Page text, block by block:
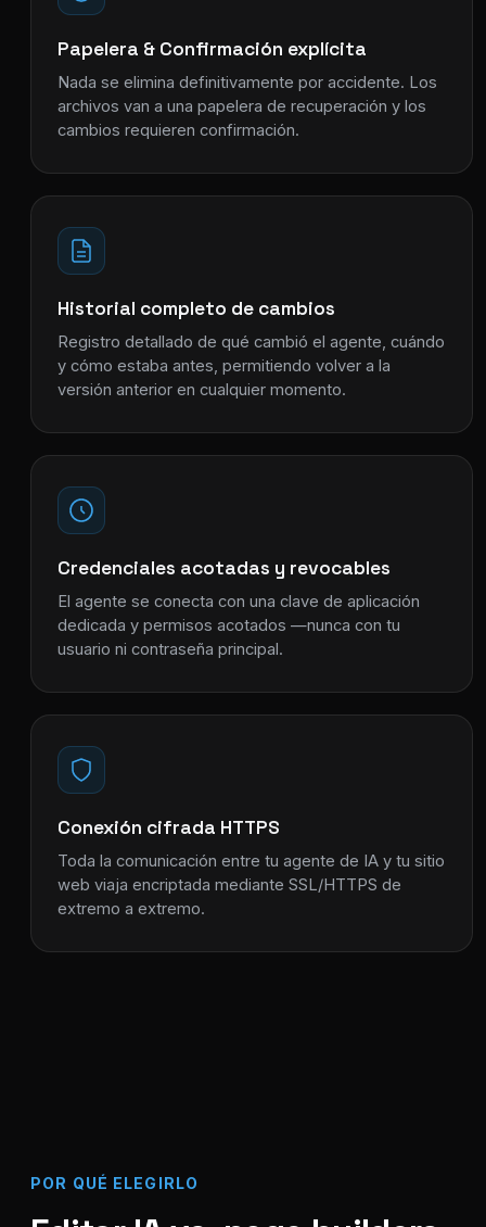
Papelera & Confirmación explícita
Nada se elimina definitivamente por accidente. Los
archivos van a una papelera de recuperación y los
cambios requieren confirmación.
Historial completo de cambios
Registro detallado de qué cambió el agente, cuándo
y cómo estaba antes, permitiendo volver a la
versión anterior en cualquier momento.
Credenciales acotadas y revocables
El agente se conecta con una clave de aplicación
dedicada y permisos acotados —nunca con tu
usuario ni contraseña principal.
Conexión cifrada HTTPS
Toda la comunicación entre tu agente de IA y tu sitio
web viaja encriptada mediante SSL/HTTPS de
extremo a extremo.
POR QUÉ ELEGIRLO